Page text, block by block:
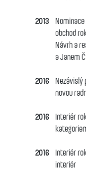
2013
obchod
Návrh a
a Janem
2016
Nezávislý
novou
2016
Interiér
2016
Interiér
interiér